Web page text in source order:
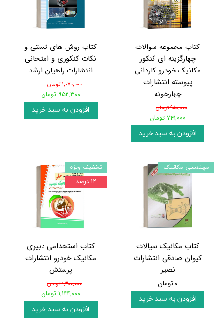
کتاب مجموعه سوالات
چهارگزینه ای کنکور
مکانیک خودرو کاردانی
پیوسته انتشارات
چهارخونه
۹۵۰,۰۰۰ تومان
۷۴۱,۰۰۰ تومان
افزودن به سبد خرید
کتاب روش های تستی و
نکات کنکوری و امتحانی
انتشارات راهیان ارشد
۱,۰۷۰,۰۰۰ تومان
۹۵۲,۳۰۰ تومان
افزودن به سبد خرید
کتاب مکانیک سیالات
کیوان صادقی انتشارات
نصیر
۰ تومان
افزودن به سبد خرید
مهندسی مکانیک
کتاب استخدامی دبیری
مکانیک خودرو انتشارات
پرستش
۱,۳۰۰,۰۰۰ تومان
۱,۱۴۴,۰۰۰ تومان
افزودن به سبد خرید
تخفیف ویژه
۱۲ درصد